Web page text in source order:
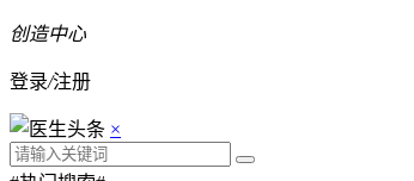
创造中心
登录/注册
×